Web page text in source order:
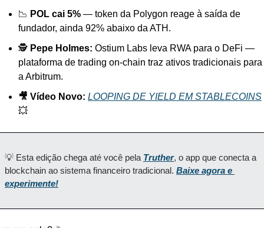
📉 POL cai 5% — token da Polygon reage à saída de
fundador, ainda 92% abaixo da ATH.
🕵️ Pepe Holmes: Ostium Labs leva RWA para o DeFi —
plataforma de trading on-chain traz ativos tradicionais para
a Arbitrum.
🎥 Vídeo Novo: LOOPING DE YIELD EM STABLECOINS
💥
💡 Esta edição chega até você pela Truther, o app que conecta a
blockchain ao sistema financeiro tradicional. Baixe agora e
experimente!